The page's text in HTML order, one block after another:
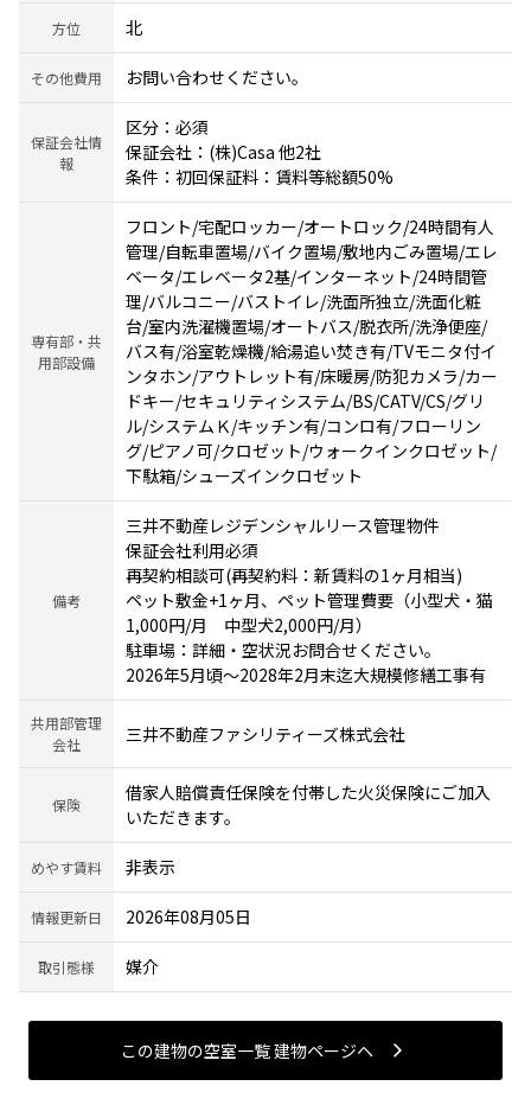
方位 北
その他費用 お問い合わせください。
保証会社情
報
区分：必須
保証会社：(株)Casa 他2社
条件：初回保証料：賃料等総額50%
専有部・共
用部設備
フロント/宅配ロッカー/オートロック/24時間有人
管理/自転車置場/バイク置場/敷地内ごみ置場/エレ
ベータ/エレベータ2基/インターネット/24時間管
理/バルコニー/バストイレ/洗面所独立/洗面化粧
台/室内洗濯機置場/オートバス/脱衣所/洗浄便座/
バス有/浴室乾燥機/給湯追い焚き有/TVモニタ付イ
ンタホン/アウトレット有/床暖房/防犯カメラ/カー
ドキー/セキュリティシステム/BS/CATV/CS/グリ
ル/システムＫ/キッチン有/コンロ有/フローリン
グ/ピアノ可/クロゼット/ウォークインクロゼット/
下駄箱/シューズインクロゼット
備考
三井不動産レジデンシャルリース管理物件
保証会社利用必須
再契約相談可(再契約料：新賃料の1ヶ月相当)
ペット敷金+1ヶ月、ペット管理費要（小型犬・猫
1,000円/月 中型犬2,000円/月）
駐車場：詳細・空状況お問合せください。
2026年5月頃～2028年2月末迄大規模修繕工事有
共用部管理
会社
三井不動産ファシリティーズ株式会社
保険
借家人賠償責任保険を付帯した火災保険にご加入
いただきます。
めやす賃料 非表示
情報更新日 2026年08月05日
取引態様 媒介
この建物の空室一覧 建物ページヘ